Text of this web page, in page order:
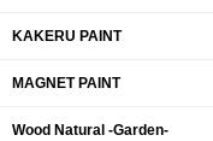
KAKERU PAINT
MAGNET PAINT
Wood Natural -Garden-